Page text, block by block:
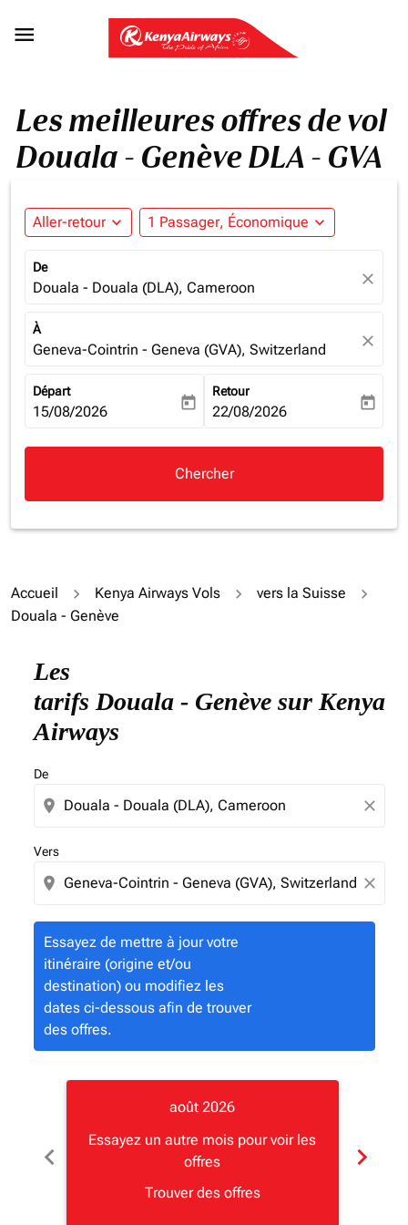

Les meilleures offres de vol
Douala - Genève DLA - GVA
Aller-retour expand_more 1 Passager, Économique expand_more
De
Douala - Douala (DLA), Cameroon close
À
Geneva-Cointrin - Geneva (GVA), Switzerland close
Départ
fc-booking-departure-date-aria-label
15/08/2026 today
Retour
fc-booking-return-date-aria-
22/08/2026 today
Chercher
Accueil Kenya Airways Vols
vers la Suisse
Douala - Genève
Les
tarifs Douala - Genève sur Kenya
Airways
De
location_on close
Vers
location_on close
Essayez de mettre à jour votre
itinéraire (origine et/ou
destination) ou modifiez les
dates ci-dessous afin de trouver
des offres.
Essayez de mettre à jour votre itinéraire (origine et/
chevron_left
août 2026
Essayez un autre mois pour voir les
offres
Trouver des offres
chevron_right